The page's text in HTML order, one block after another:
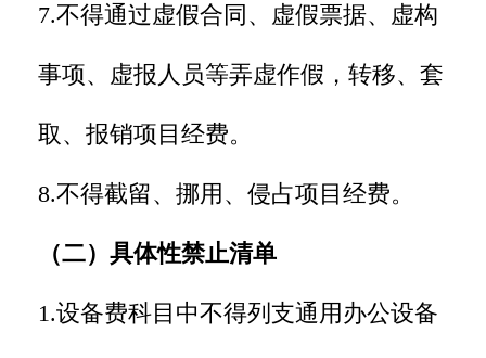
7.不得通过虚假合同、虚假票据、虚构
事项、虚报人员等弄虚作假，转移、套
取、报销项目经费。
8.不得截留、挪用、侵占项目经费。
（二）具体性禁止清单
1.设备费科目中不得列支通用办公设备